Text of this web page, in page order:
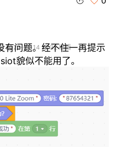
2022-12-14 12:32 编辑
有问题。经不住一再提示
貌似不能用了。